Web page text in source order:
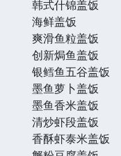
韩式什锦盖饭
海鲜盖饭
爽滑鱼粒盖饭
创新焗鱼盖饭
银鳕鱼五谷盖饭
墨鱼萝卜盖饭
墨鱼香米盖饭
清炒虾段盖饭
香酥虾泰米盖饭